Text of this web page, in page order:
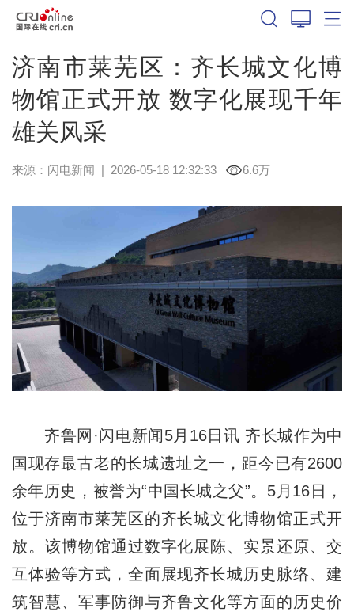
济南市莱芜区：齐长城文化博
物馆正式开放 数字化展现千年
雄关风采
来源： 闪电新闻 | 2026-05-18 12:32:33 6.6万
齐鲁网·闪电新闻5月16日讯 齐长城作为中
国现存最古老的长城遗址之一，距今已有2600
余年历史，被誉为“中国长城之父”。5月16日，
位于济南市莱芜区的齐长城文化博物馆正式开
放。该博物馆通过数字化展陈、实景还原、交
互体验等方式，全面展现齐长城历史脉络、建
筑智慧、军事防御与齐鲁文化等方面的历史价